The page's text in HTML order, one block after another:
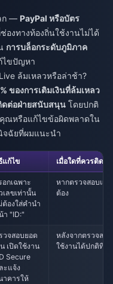
ก — PayPal หรือบัตร
องทางท้องถิ่นใช้งานไม่ได้
การบล็อกระดับภูมิภาค
ไขปัญหา
ล้มเหลวหรือล่าช้า?
ของการเติมเงินที่ล้มเหลว
ดต่อฝ่ายสนับสนุน โดยปกติ
คุณหรือแก้ไขข้อผิดพลาดใน
จฉัยที่ผมแนะนำ
แก้ไข เมื่อใดที่ควรติดต่
อกเฉพาะ
เลขเท่านั้น
ต้องใส่คำนำ
า "ID:"
หากตรวจสอบแล้
ต้อง
วจสอบยอด
น เปิดใช้งาน
Secure
ะแจ้ง
าคารให้
หลังจากตรวจสอ
ใช้งานได้ปกติที่อื่น